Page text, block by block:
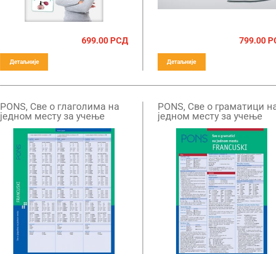
699.00РСД
Детаљније
799.00
Детаљније
PONS, Све о глаголима на
једном месту за учење
француског језика
PONS, Све о граматици
једном месту за учење
француског језика